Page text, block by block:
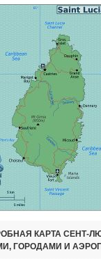
КАРТА СЕНТ-
ГОРОДАМИ И